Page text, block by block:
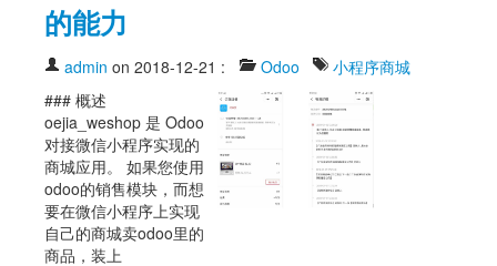
的能力
admin on 2018-12-21 : Odoo
小程序商城
### 概述
oejia_weshop 是 Odoo
对接微信小程序实现的
商城应用。 如果您使用
odoo的销售模块，而想
要在微信小程序上实现
自己的商城卖odoo里的
商品，装上